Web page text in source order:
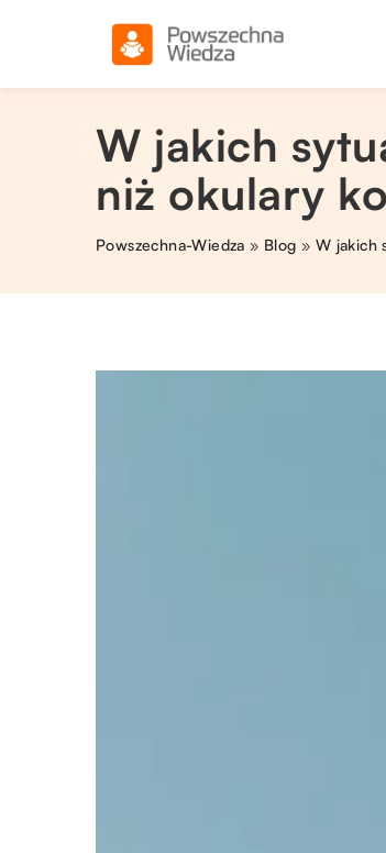
W jakich
niż okulary
Powszechna-Wiedza » Blog » W jakich